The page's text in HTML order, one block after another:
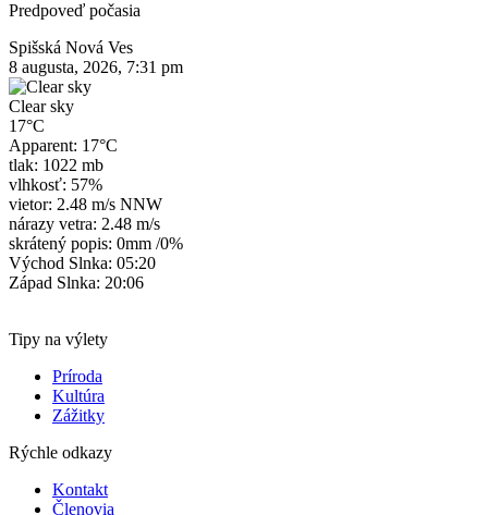
Predpoveď počasia
Spišská Nová Ves
8 augusta, 2026, 7:31 pm
Clear sky
17°C
Apparent: 17°C
tlak: 1022 mb
vlhkosť: 57%
vietor: 2.48 m/s NNW
nárazy vetra: 2.48 m/s
skrátený popis: 0mm /0%
Východ Slnka: 05:20
Západ Slnka: 20:06
Tipy na výlety
Príroda
Kultúra
Zážitky
Rýchle odkazy
Kontakt
Členovia